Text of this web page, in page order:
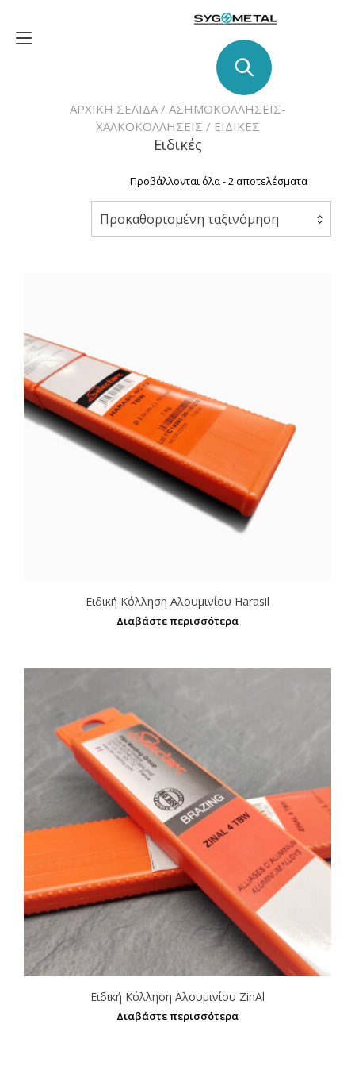
contentToggle
ΑΡΧΙΚΉ ΣΕΛΊΔΑ/ ΑΣΗΜΟΚΟΛΛΗΣΕΙΣ-
ΧΑΛΚΟΚΟΛΛΗΣΕΙΣ / ΕΙΔΙΚΈΣ
Ειδικές
Προβάλλονται όλα - 2 αποτελέσματα
Προκαθορισμένη ταξινόμηση
Ειδική Κόλληση Αλουμινίου Harasil
Διαβάστε περισσότερα
Ειδική Κόλληση Αλουμινίου ZinAl
Διαβάστε περισσότερα